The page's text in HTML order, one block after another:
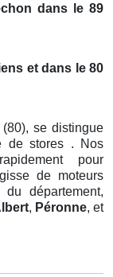
dans le 89
et dans le 80
se distingue
de stores . Nos
pour
de moteurs
du département,
, Péronne, et